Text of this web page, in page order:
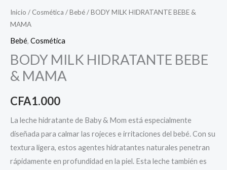
Inicio / Cosmética /Bebé/ BODY MILK HIDRATANTE BEBE &
MAMA
Bebé, Cosmética
BODY MILK HIDRATANTE BEBE
& MAMA
CFA1.000
La leche hidratante de Baby & Mom está especialmente
diseñada para calmar las rojeces e irritaciones del bebé. Con su
textura ligera, estos agentes hidratantes naturales penetran
rápidamente en profundidad en la piel. Esta leche también es
HIDRATANTE
BEBE
&
cantidad